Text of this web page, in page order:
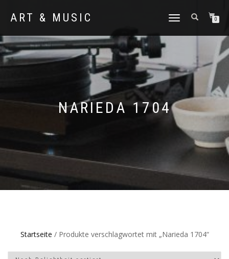
ART & MUSIC
NAVIGATION
0
NARIEDA 1704
Startseite / Produkte verschlagwortet mit „Narieda 1704“